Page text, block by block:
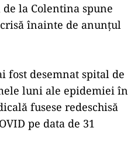
la Colentina spune
înainte de anunțul
fost desemnat spital de
luni ale epidemiei în
fusese redeschisă
pe data de 31